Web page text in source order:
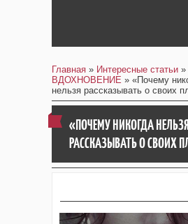
Главная » Интересные статьи »
ВДОХНОВЕНИЕ » «Почему
нельзя рассказывать о своих
«ПОЧЕМУ НИКОГДА НЕЛЬЗЯ
РАССКАЗЫВАТЬ О СВОИХ